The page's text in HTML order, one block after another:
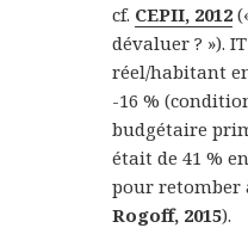
cf. CEPII, 2012
dévaluer ? »).
réel/habitant
-16 %
budgétaire
était de 41 %
pour retomber
Rogoff, 2015).